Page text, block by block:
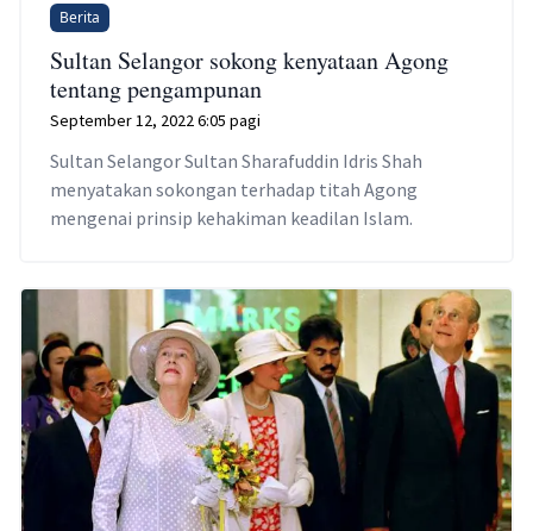
Berita
Sultan Selangor sokong kenyataan Agong
tentang pengampunan
September 12, 2022 6:05 pagi
Sultan Selangor Sultan Sharafuddin Idris Shah
menyatakan sokongan terhadap titah Agong
mengenai prinsip kehakiman keadilan Islam.